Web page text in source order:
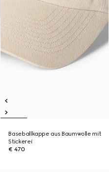
Baseballkappe aus Baumwolle mit
Stickerei
€ 470